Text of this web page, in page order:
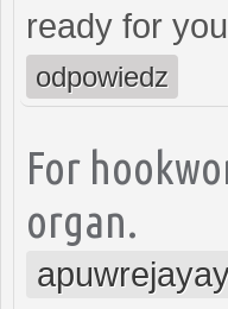
ready for
odpowiedz
For
organ.